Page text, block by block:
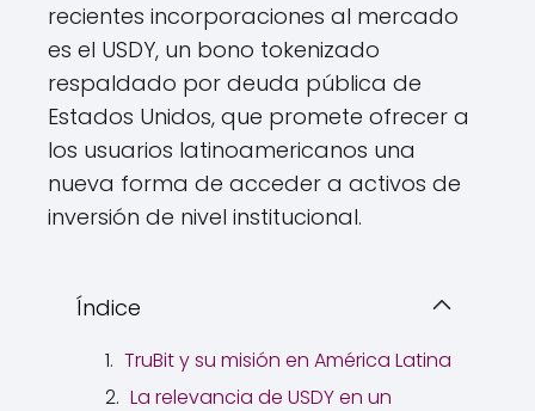
recientes incorporaciones al mercado
es el USDY, un bono tokenizado
respaldado por deuda pública de
Estados Unidos, que promete ofrecer a
los usuarios latinoamericanos una
nueva forma de acceder a activos de
inversión de nivel institucional.
Índice
TruBit y su misión en América Latina
La relevancia de USDY en un